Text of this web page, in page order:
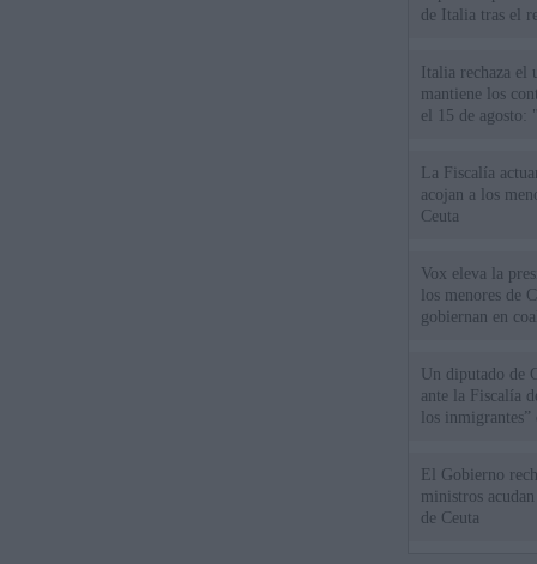
de Italia tras el
Italia rechaza
mantiene los
el 15 de agosto:
La Fiscalía
acojan a los
Ceuta
Vox eleva la
los menores de
gobiernan en
Un diputado de
ante la Fiscalía
los inmigrantes”
El Gobierno
ministros
de Ceuta